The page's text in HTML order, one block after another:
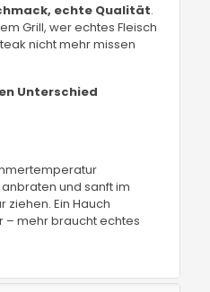
echte Qualität.
Grill, wer echtes Fleisch
nicht mehr missen
Unterschied
und sanft im
ziehen. Ein Hauch
– mehr braucht echtes